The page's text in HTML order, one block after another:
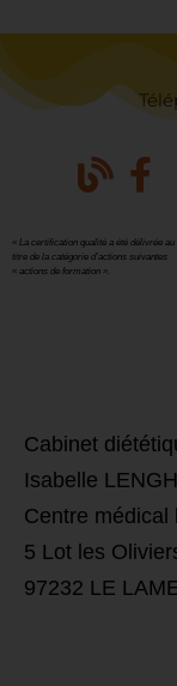
​Cabinet
Isabelle
Centre médical
5 Lot les
97232 LE
« La certification qualité a été délivrée au
titre de la catégorie d’actions suivantes
« actions de formation ».